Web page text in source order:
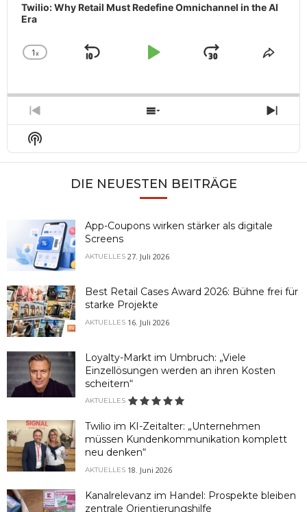
Twilio: Why Retail Must Redefine Omnichannel in the AI
Era
Change
1x
Skip
Play
Jump
Share
Previous
Episode
Show
Episodes
Next
Show
Podcast
Information
DIE NEUESTEN BEITRÄGE
App-Coupons wirken stärker als digitale
Screens
AKTUELLES 27. Juli 2026
Best Retail Cases Award 2026: Bühne frei für
starke Projekte
AKTUELLES 16. Juli 2026
Loyalty-Markt im Umbruch: „Viele
Einzellösungen werden an ihren Kosten
scheitern“
AKTUELLES
Twilio im KI-Zeitalter: „Unternehmen
müssen Kundenkommunikation komplett
neu denken“
AKTUELLES 18. Juni 2026
Kanalrelevanz im Handel: Prospekte bleiben
zentrale Orientierungshilfe